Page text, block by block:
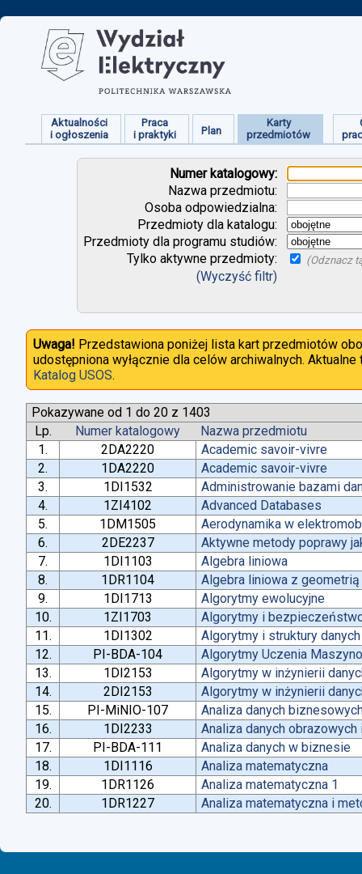
Aktualności
i ogłoszenia
Praca
i praktyki
Plan
Karty
przedmiotów
Numer katalogowy:
Nazwa przedmiotu:
Osoba odpowiedzialna:
Przedmioty dla katalogu:
Przedmioty dla programu studiów:
Tylko aktywne przedmioty:
(Odznacz
(Wyczyść filtr)
Uwaga! Przedstawiona poniżej lista kart przedmiotów
udostępniona wyłącznie dla celów archiwalnych.
Katalog USOS.
Pokazywane od 1 do 20 z 1403
Lp.
Numer katalogowy
Nazwa przedmiotu
1.
2DA2220
Academic savoir-vivre
2.
1DA2220
Academic savoir-vivre
3.
1DI1532
Administrowanie bazami
4.
1ZI4102
Advanced Databases
5.
1DM1505
Aerodynamika w
6.
2DE2237
Aktywne metody poprawy
7.
1DI1103
Algebra liniowa
8.
1DR1104
Algebra liniowa z geometrią
9.
1DI1713
Algorytmy ewolucyjne
10.
1ZI1703
Algorytmy i
11.
1DI1302
Algorytmy i struktury danych
12.
PI-BDA-104
Algorytmy Uczenia
13.
1DI2153
Algorytmy w inżynierii
14.
2DI2153
Algorytmy w inżynierii
15.
PI-MiNIO-107
Analiza danych
16.
1DI2233
Analiza danych
17.
PI-BDA-111
Analiza danych w biznesie
18.
1DI1116
Analiza matematyczna
19.
1DR1126
Analiza matematyczna 1
20.
1DR1227 Analiza matematyczna i